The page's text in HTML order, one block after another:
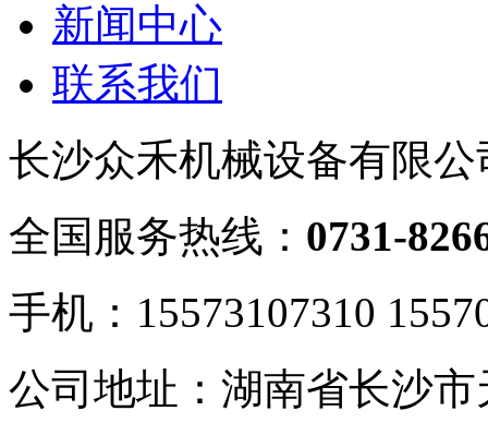
新闻中心
联系我们
长沙众禾机械设备有限公
全国服务热线： 0731-
手机：15573107310
公司地址：湖南省长沙